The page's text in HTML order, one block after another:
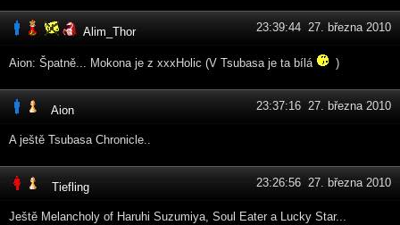
Alim_Thor 23:39:44 27. března 2010
Aion: Špatně... Mokona je z xxxHolic (V Tsubasa je ta bílá )
Aion 23:37:16 27. března 2010
A ještě Tsubasa Chronicle..
Tiefling 23:26:56 27. března 2010
Ještě Melancholy of Haruhi Suzumiya, Soul Eater a Lucky Star...